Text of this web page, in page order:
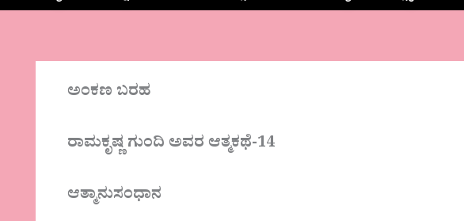
ಅಂಕಣ ಬರಹ
ರಾಮಕೃಷ್ಣ ಗುಂದಿ ಅವರ ಆತ್ಮಕಥೆ-14
ಆತ್ಮಾನುಸಂಧಾನ